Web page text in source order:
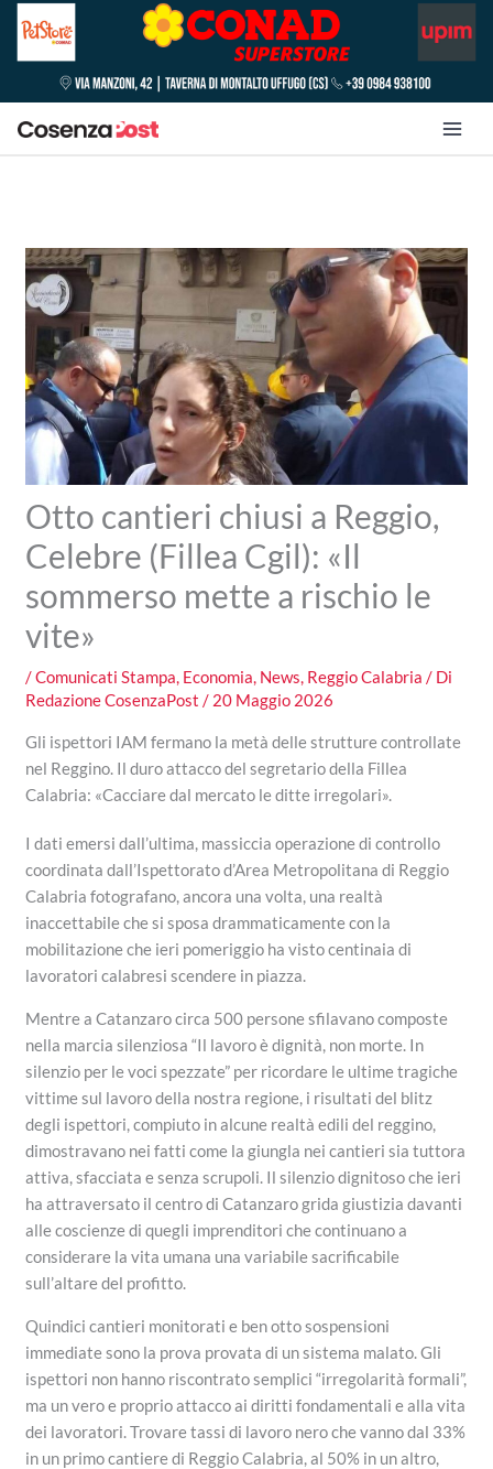
Otto cantieri chiusi a Reggio,
Celebre (Fillea Cgil): «Il
sommerso mette a rischio le
vite»
/Comunicati Stampa, Economia, News, Reggio Calabria / Di
Redazione CosenzaPost/ 20 Maggio 2026
Gli ispettori IAM fermano la metà delle strutture controllate
nel Reggino. Il duro attacco del segretario della Fillea
Calabria: «Cacciare dal mercato le ditte irregolari».
I dati emersi dall’ultima, massiccia operazione di controllo
coordinata dall’Ispettorato d’Area Metropolitana di Reggio
Calabria fotografano, ancora una volta, una realtà
inaccettabile che si sposa drammaticamente con la
mobilitazione che ieri pomeriggio ha visto centinaia di
lavoratori calabresi scendere in piazza.
​Mentre a Catanzaro circa 500 persone sfilavano composte
nella marcia silenziosa “Il lavoro è dignità, non morte. In
silenzio per le voci spezzate” per ricordare le ultime tragiche
vittime sul lavoro della nostra regione, i risultati del blitz
degli ispettori, compiuto in alcune realtà edili del reggino,
dimostravano nei fatti come la giungla nei cantieri sia tuttora
attiva, sfacciata e senza scrupoli. Il silenzio dignitoso che ieri
ha attraversato il centro di Catanzaro grida giustizia davanti
alle coscienze di quegli imprenditori che continuano a
considerare la vita umana una variabile sacrificabile
sull’altare del profitto.
​Quindici cantieri monitorati e ben otto sospensioni
immediate sono la prova provata di un sistema malato. Gli
ispettori non hanno riscontrato semplici “irregolarità formali”,
ma un vero e proprio attacco ai diritti fondamentali e alla vita
dei lavoratori. Trovare tassi di lavoro nero che vanno dal 33%
in un primo cantiere di Reggio Calabria, al 50% in un altro,